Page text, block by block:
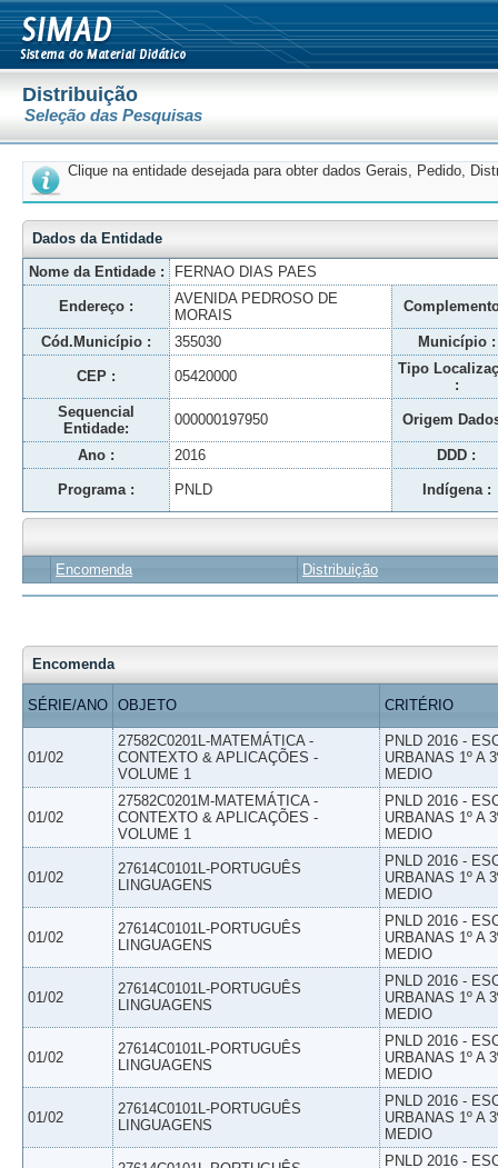
Distribuição
Seleção das Pesquisas
Clique na entidade desejada para obter dados Gerais, Pedido,
Dados da Entidade
Nome da Entidade :
FERNAO DIAS PAES
Endereço :
AVENIDA PEDROSO DE
MORAIS
Cód.Município : 355030 Município :
CEP : 05420000
Tipo
:
Sequencial
Entidade:
000000197950 Origem
Ano : 2016 DDD :
Programa : PNLD Indígena :
Encomenda Distribuição
Encomenda
SÉRIE/ANO OBJETO CRITÉRIO
01/02
27582C0201L-MATEMÁTICA -
CONTEXTO & APLICAÇÕES -
VOLUME 1
PNLD 2016 -
URBANAS 1º A
MEDIO
01/02
27582C0201M-MATEMÁTICA -
CONTEXTO & APLICAÇÕES -
VOLUME 1
PNLD 2016 -
URBANAS 1º A
MEDIO
01/02
27614C0101L-PORTUGUÊS
LINGUAGENS
PNLD 2016 -
URBANAS 1º A
MEDIO
01/02
27614C0101L-PORTUGUÊS
LINGUAGENS
PNLD 2016 -
URBANAS 1º A
MEDIO
01/02
27614C0101L-PORTUGUÊS
LINGUAGENS
PNLD 2016 -
URBANAS 1º A
MEDIO
01/02
27614C0101L-PORTUGUÊS
LINGUAGENS
PNLD 2016 -
URBANAS 1º A
MEDIO
01/02
27614C0101L-PORTUGUÊS
LINGUAGENS
PNLD 2016 -
URBANAS 1º A
MEDIO
PNLD 2016 -